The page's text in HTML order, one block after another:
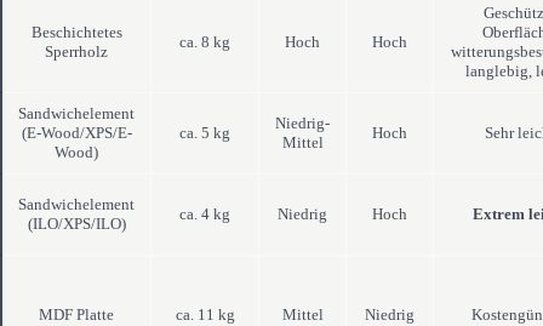
Beschichtetes
Sperrholz
ca. 8 kg Hoch Hoch
langlebig,
Sandwichelement
(E-Wood/XPS/E-
Wood)
ca. 5 kg
Niedrig-
Mittel
Hoch Sehr
Sandwichelement
(ILO/XPS/ILO)
ca. 4 kg Niedrig Hoch Extrem
MDF Platte ca. 11 kg Mittel Niedrig